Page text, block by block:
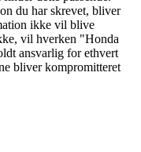
du har skrevet, bliver
ikke vil blive
vil hverken "Honda
ansvarlig for ethvert
bliver kompromitteret